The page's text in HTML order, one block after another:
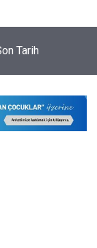
Tarih